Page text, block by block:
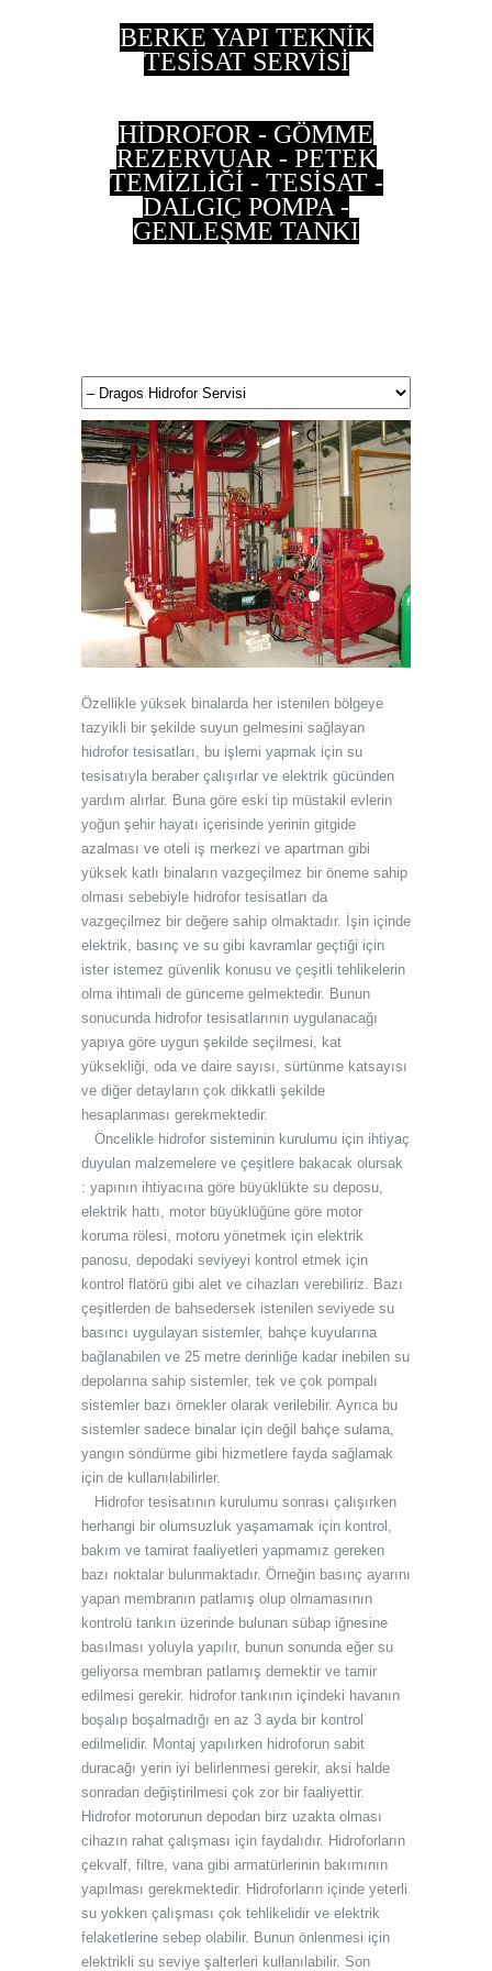
BERKE YAPI TEKNİK
TESİSAT SERVİSİ
HİDROFOR - GÖMME
REZERVUAR - PETEK
TEMİZLİĞİ - TESİSAT -
DALGIÇ POMPA -
GENLEŞME TANKI
Özellikle yüksek bina larda her istenilen bölgeye
tazyikli bir şekilde suyun gelmesini sağlayan
hidrofor tesisatları, bu işlemi yapmak için su
tesisatıyla beraber çalışırlar ve elektrik gücünden
yardım alırlar. Buna göre eski tip müstakil evlerin
yoğun şehir hayatı içerisinde yerinin gitgide
azalması ve oteli iş merkezi ve apartman gibi
yüksek katlı binaların vazgeçilmez bir öneme sahip
olması sebebiyle hidrofor tesisatları da
vazgeçilmez bir değere sahip olmaktadır. İşin içinde
elektrik, basınç ve su gibi kavramlar geçtiği için
ister istemez güvenlik konusu ve çeşitli tehlikelerin
olma ihtimali de günceme gelmektedir. Bunun
sonucunda hidrofor tesisatlarının uygulanacağı
yapıya göre uygun şekilde seçilmesi, kat
yüksekliği, oda ve daire sayısı, sürtünme katsayısı
ve diğer detayların çok dikkatli şekilde
hesaplanması gerekmektedir.
Öncelikle hidrofor sisteminin kurulumu için ihtiyaç
duyulan malzemelere ve çeşitlere bakacak olursak
: yapının ihtiyacına göre büyüklükte su deposu,
elektrik hattı, motor büyüklüğüne göre motor
koruma rölesi, motoru yönetmek için elektrik
panosu, depodaki seviyeyi kontrol etmek için
kontrol flatörü gibi alet ve cihazları verebiliriz. Bazı
çeşitlerden de bahsedersek istenilen seviyede su
basıncı uygulayan sistemler, bahçe kuyularına
bağlanabilen ve 25 metre derinliğe kadar inebilen su
depolarına sahip sistemler, tek ve çok pompalı
sistemler bazı örnekler olarak verilebilir. Ayrıca bu
sistemler sadece binalar için değil bahçe sulama,
yangın söndürme gibi hizmetlere fayda sağlamak
için de kullanılabilirler.
Hidrofor tesisatının kurulumu sonrası çalışırken
herhangi bir olumsuzluk yaşamamak için kontrol,
bakım ve tamirat faaliyetleri yapmamız gereken
bazı noktalar bulunmaktadır. Örneğin basınç ayarını
yapan membranın patlamış olup olmamasının
kontrolü tankın üzerinde bulunan sübap iğnesine
basılması yoluyla yapılır, bunun sonunda eğer su
geliyorsa membran patlamış demektir ve tamir
edilmesi gerekir. hidrofor tankının içindeki havanın
boşalıp boşalmadığı en az 3 ayda bir kontrol
edilmelidir. Montaj yapılırken hidroforun sabit
duracağı yerin iyi belirlenmesi gerekir, aksi halde
sonradan değiştirilmesi çok zor bir faaliyettir.
Hidrofor motorunun depodan birz uzakta olması
cihazın rahat çalışması için faydalıdır. Hidroforların
çekvalf, filtre, vana gibi armatürlerinin bakımının
yapılması gerekmektedir. Hidroforların içinde yeterli
su yokken çalışması çok tehlikelidir ve elektrik
felaketlerine sebep olabilir. Bunun önlenmesi için
elektrikli su seviye şalterleri kullanılabilir. Son